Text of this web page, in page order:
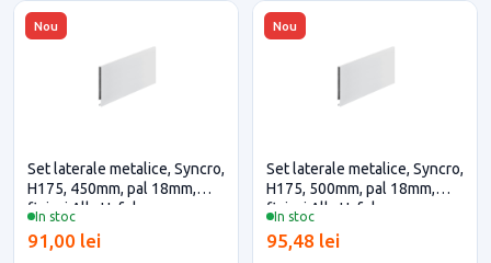
Nou
In stoc
Set laterale metalice, Syncro,
H175, 450mm, pal 18mm,
finisaj Alb, Hafele
91,00 lei
Nou
In stoc
Set laterale metalice, Syncro,
H175, 500mm, pal 18mm,
finisaj Alb, Hafele
95,48 lei